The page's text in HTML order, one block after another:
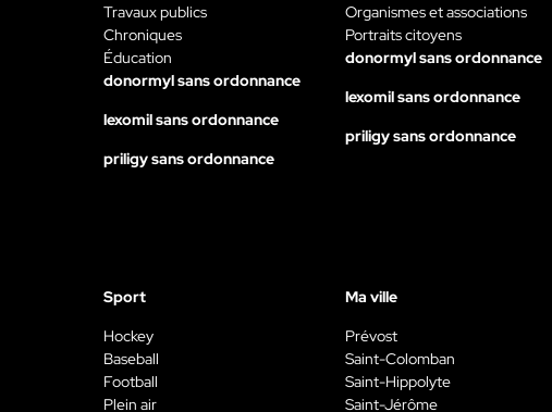
Travaux publics
Chroniques
Éducation
donormyl sans ordonnance
lexomil sans ordonnance
priligy sans ordonnance
Organismes et associations
Portraits citoyens
donormyl sans ordonnance
lexomil sans ordonnance
priligy sans ordonnance
Sport
Hockey
Baseball
Football
Plein air
Ma ville
Prévost
Saint-Colomban
Saint-Hippolyte
Saint-Jérôme